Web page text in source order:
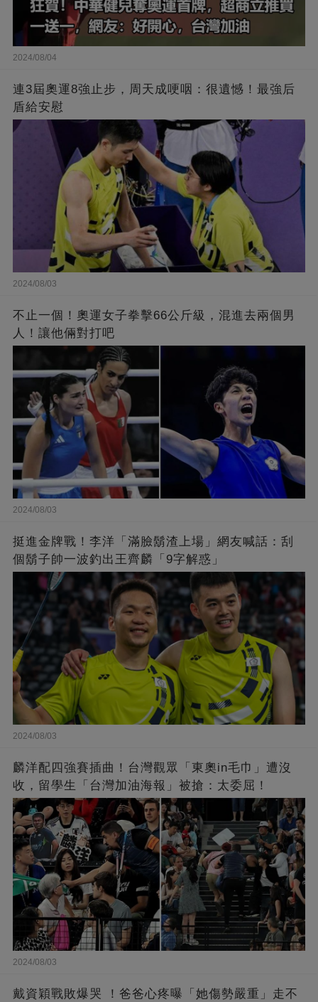
2024/08/04
連3屆奧運8強止步，周天成哽咽：很遺憾！最強后
盾給安慰
2024/08/03
不止一個！奧運女子拳擊66公斤級，混進去兩個男
人！讓他倆對打吧
2024/08/03
挺進金牌戰！李洋「滿臉鬍渣上場」網友喊話：刮
個鬍子帥一波釣出王齊麟「9字解惑」
2024/08/03
麟洋配四強賽插曲！台灣觀眾「東奧in毛巾」遭沒
收，留學生「台灣加油海報」被搶：太委屈！
2024/08/03
戴資穎戰敗爆哭 ！爸爸心疼曝「她傷勢嚴重」走不